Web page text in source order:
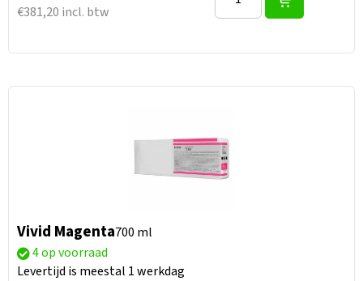
€381,20 incl. btw
Vivid Magenta700 ml
4 op voorraad
Levertijd is meestal 1 werkdag